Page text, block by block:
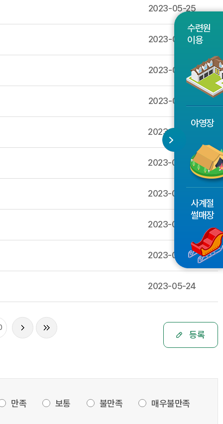
수련원
이용
야영장
사계절
썰매장
2023-05-25
2023-05-25
2023-05-25
2023-05-25
2023-05-24
2023-05-24
2023-05-24
2023-05-24
2023-05-24
2023-05-24
등록
만족 보통 불만족 매우불만족